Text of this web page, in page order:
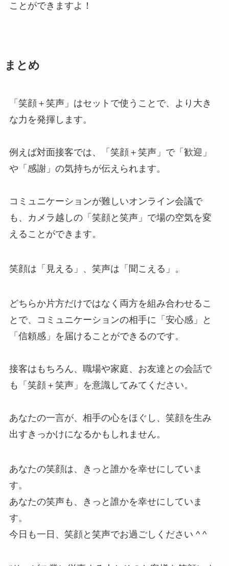
ことができますよ！
まとめ
「笑顔＋笑声」はセットで使うことで、より大き
な力を発揮します。
例えば対面接客では、「笑顔＋笑声」で「歓迎」
や「感謝」の気持ちが伝えられます。
コミュニケーションが難しいオンライン会議で
も、カメラ越しの「笑顔と笑声」で場の空気を変
えることができます。
笑顔は「見える」、笑声は「聞こえる」。
どちらか片方だけではなく両方を組み合わせるこ
とで、コミュニケーションの相手に「安心感」と
「信頼感」を届けることができるのです。
接客はもちろん、職場や家庭、お友達との会話で
も「笑顔＋笑声」を意識してみてください。
あなたの一言が、相手の心をほぐし、笑顔を生み
出すきっかけになるかもしれません。
あなたの笑顔は、きっと誰かを幸せにしていま
す。
あなたの笑声も、きっと誰かを幸せにしていま
す。
今日も一日、笑顔と笑声でお過ごしください ^ ^